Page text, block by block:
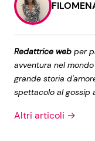
Redattrice web per
avventura nel
grande storia
spettacolo al gossip
Altri articoli →